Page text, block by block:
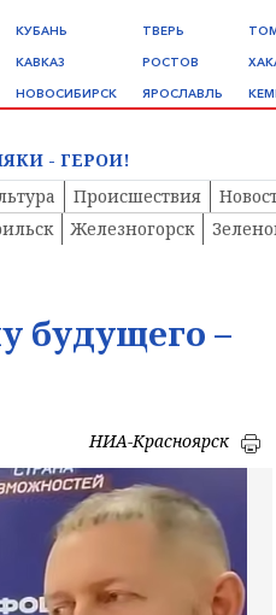
КУБАНЬ
КАВКАЗ
НОВОСИБИРСК
ТВЕРЬ
РОСТОВ
ЯРОСЛАВЛЬ
- ГЕРОИ!
Происшествия
Железногорск
будущего –
НИА-Красноярск